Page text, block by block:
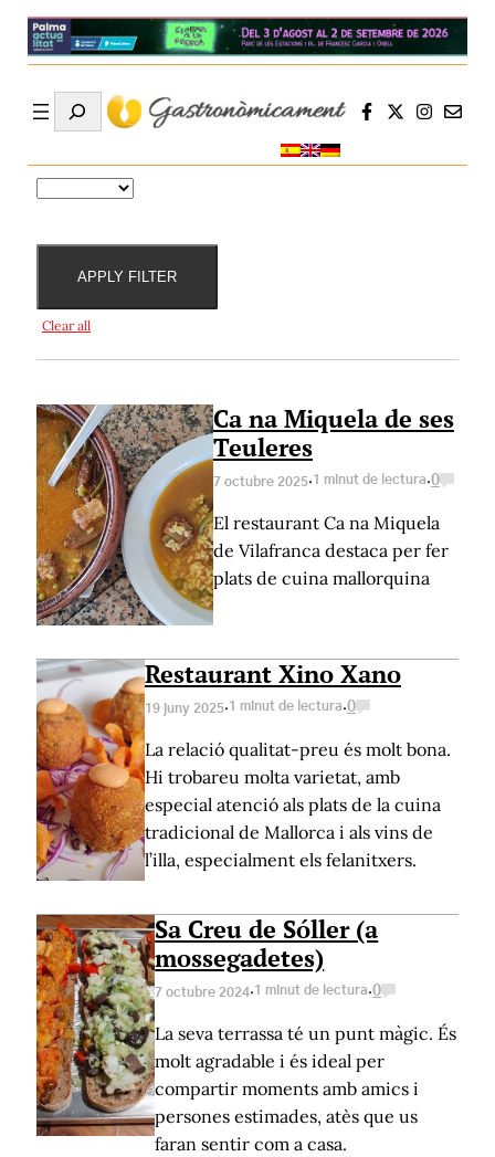
Search
Destacat
Especialitats Preus
APPLY FILTER
Clear all
Ca na Miquela de ses
Teuleres
7 octubre 2025·1 minut de lectura·0
El restaurant Ca na Miquela
de Vilafranca destaca per fer
plats de cuina mallorquina
Restaurant Xino Xano
19 juny 2025·1 minut de lectura·0
La relació qualitat-preu és molt bona.
Hi trobareu molta varietat, amb
especial atenció als plats de la cuina
tradicional de Mallorca i als vins de
l’illa, especialment els felanitxers.
Sa Creu de Sóller (a
mossegadetes)
7 octubre 2024·1 minut de lectura·0
La seva terrassa té un punt màgic. És
molt agradable i és ideal per
compartir moments amb amics i
persones estimades, atès que us
faran sentir com a casa.